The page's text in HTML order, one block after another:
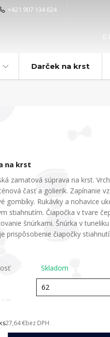
+421 907 134 624
0
Darček na krst
na krst
zamatová súprava na krst.
časť a golierik. Zapínanie
gombíky. Rukávky a nohavice
stiahnutím. Čiapočka v tvare
šnúrkami. Šnúrka v tuneliku
prispôsobenie čiapočky
Skladom
27,64 €bez DPH